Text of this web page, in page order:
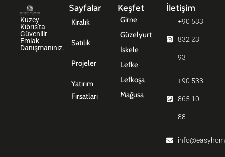
Kuzey
Kıbrıs'ta
Güvenilir
Emlak
Danışmanınız.
Sayfalar
Kiralık
Satılık
Projeler
Yatırım
Fırsatları
Keşfet
Girne
Güzelyurt
İskele
Lefke
Lefkoşa
Mağusa
İletişim
+90 533
832 23
93
+90 533
865 10
88